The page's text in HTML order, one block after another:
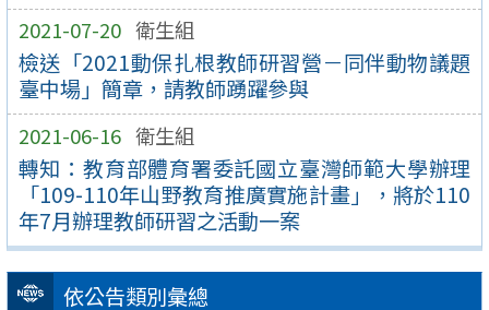
2021-07-20 衛生組
檢送「2021動保扎根教師研習營－同伴動物議題
臺中場」簡章，請教師踴躍參與
2021-06-16 衛生組
轉知：教育部體育署委託國立臺灣師範大學辦理
「109-110年山野教育推廣實施計畫」，將於110
年7月辦理教師研習之活動一案
依公告類別彙總